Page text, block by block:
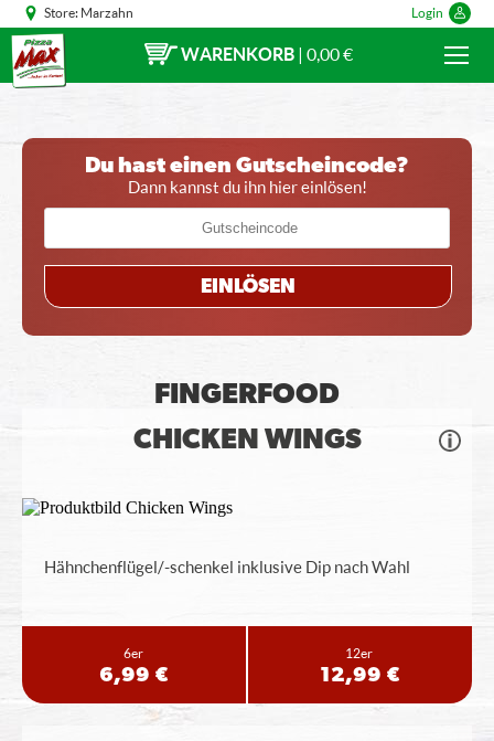
Store: Marzahn Login
WARENKORB | 0,00 €
Du hast einen Gutscheincode?
Dann kannst du ihn hier einlösen!
EINLÖSEN
FINGERFOOD
CHICKEN WINGS
Hähnchenflügel/-schenkel inklusive Dip nach Wahl
6er
6,99 €
12er
12,99 €